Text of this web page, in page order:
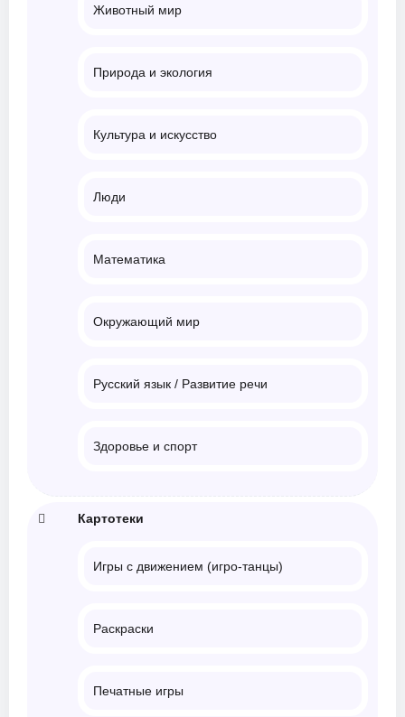
Животный мир
Природа и экология
Культура и искусство
Люди
Математика
Окружающий мир
Русский язык / Развитие речи
Здоровье и спорт
Картотеки
Игры с движением (игро-танцы)
Раскраски
Печатные игры